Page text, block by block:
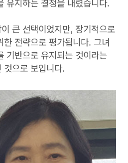
큰 선택이었지만, 장기적으로
전략으로 평가됩니다. 그녀
기반으로 유지되는 것이라는
것으로 보입니다.